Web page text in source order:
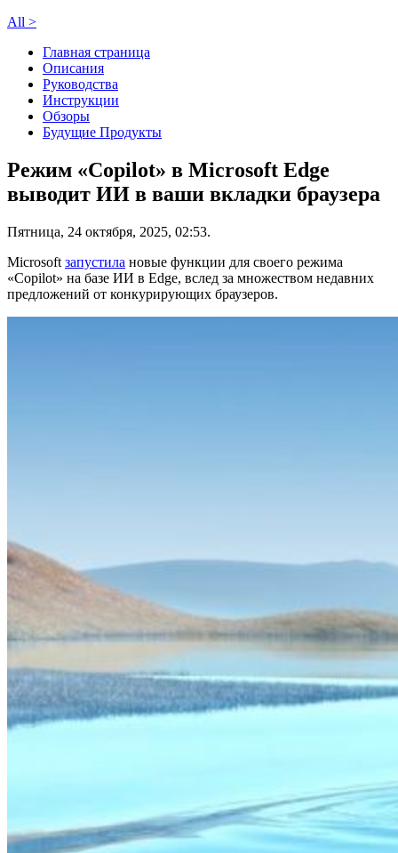
All >
Главная страница
Описания
Руководства
Инструкции
Обзоры
Будущие Продукты
Режим «Copilot» в Microsoft Edge
выводит ИИ в ваши вкладки браузера
Пятница, 24 октября, 2025, 02:53.
Microsoft запустила новые функции для своего режима
«Copilot» на базе ИИ в Edge, вслед за множеством недавних
предложений от конкурирующих браузеров.